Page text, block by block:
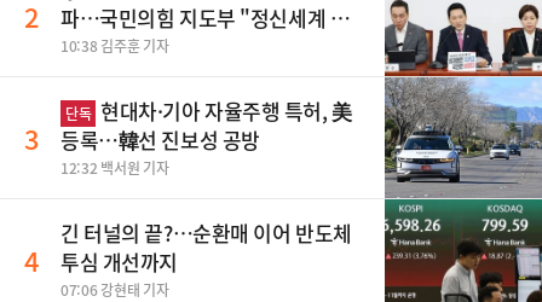
2
파…국민의힘 지도부 "정신세계 궁
금하다"
10:38 김주훈 기자
3
단독 현대차·기아 자율주행 특허, 美
등록…韓선 진보성 공방
12:32 백서원 기자
4
긴 터널의 끝?…순환매 이어 반도체
투심 개선까지
07:06 강현태 기자